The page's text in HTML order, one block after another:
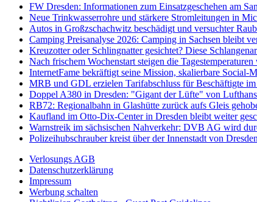
FW Dresden: Informationen zum Einsatzgeschehen am
Neue Trinkwasserrohre und stärkere Stromleitungen in
Autos in Großzschachwitz beschädigt und versuchter
Camping Preisanalyse 2026: Camping in Sachsen bleibt
Kreuzotter oder Schlingnatter gesichtet? Diese
Nach frischem Wochenstart steigen die
InternetFame bekräftigt seine Mission, skalierbare Social-
MRB und GDL erzielen Tarifabschluss für Beschäftigte
Doppel A380 in Dresden: "Gigant der Lüfte" von
RB72: Regionalbahn in Glashütte zurück aufs Gleis
Kaufland im Otto-Dix-Center in Dresden bleibt weiter
Warnstreik im sächsischen Nahverkehr: DVB AG wird
Polizeihubschrauber kreist über der Innenstadt von Dresden
Verlosungs AGB
Datenschutzerklärung
Impressum
Werbung schalten